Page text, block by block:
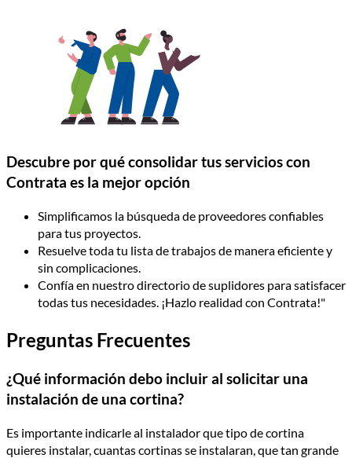
Descubre por qué consolidar tus servicios con
Contrata es la mejor opción
Simplificamos la búsqueda de proveedores confiables
para tus proyectos.
Resuelve toda tu lista de trabajos de manera eficiente y
sin complicaciones.
Confía en nuestro directorio de suplidores para satisfacer
todas tus necesidades. ¡Hazlo realidad con Contrata!"
Preguntas Frecuentes
¿Qué información debo incluir al solicitar una
instalación de una cortina?
Es importante indicarle al instalador que tipo de cortina
quieres instalar, cuantas cortinas se instalaran, que tan grande